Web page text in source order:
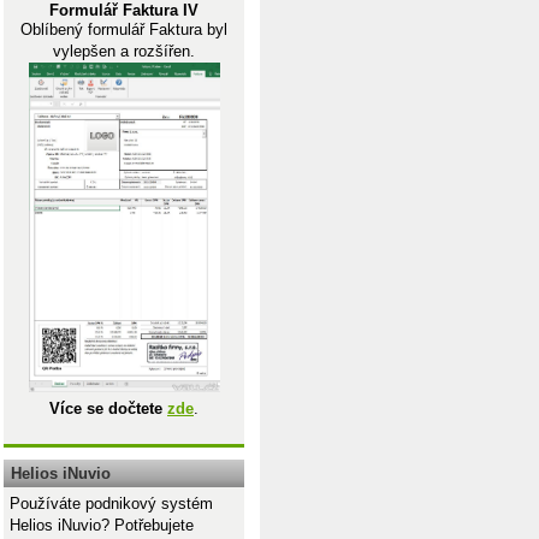
Formulář Faktura IV
Oblíbený formulář Faktura byl
vylepšen a rozšířen.
Více se dočtete zde.
Helios iNuvio
Používáte podnikový systém
Helios iNuvio? Potřebujete